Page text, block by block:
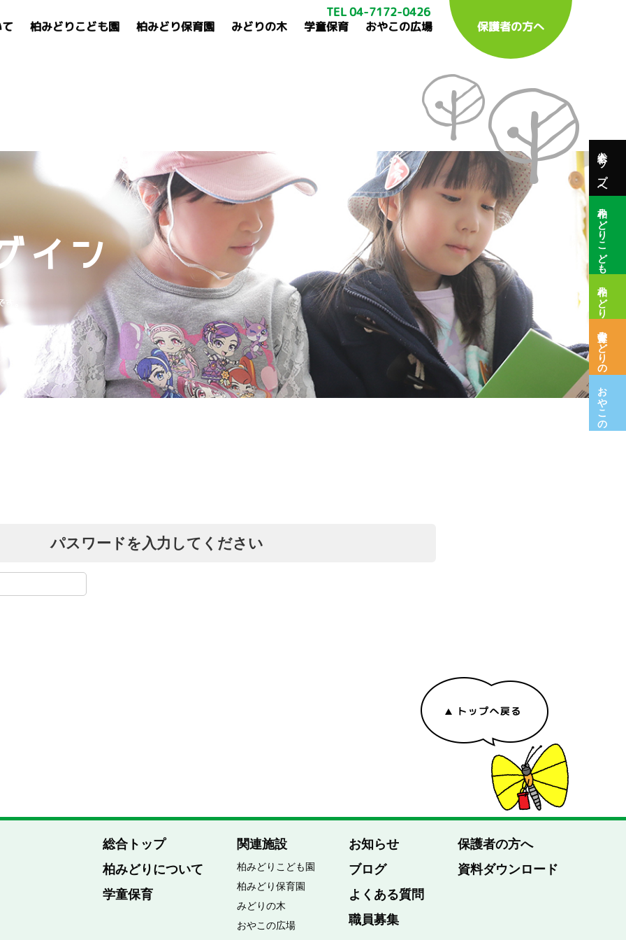
柏みどりこども園 柏みどり保育園 みどりの木 学童保育 おやこの広場 保護者の方へ
TEL 04-7172-0426
総合トップへ
柏みどりこども園
柏みどり保育園
保育室みどりの木
おやこの広場
イン
。
パスワードを入力してください
総合トップ
柏みどりについて
学童保育
関連施設
柏みどりこども園
柏みどり保育園
みどりの木
おやこの広場
お知らせ
ブログ
よくある質問
職員募集
保護者の方へ
資料ダウンロード